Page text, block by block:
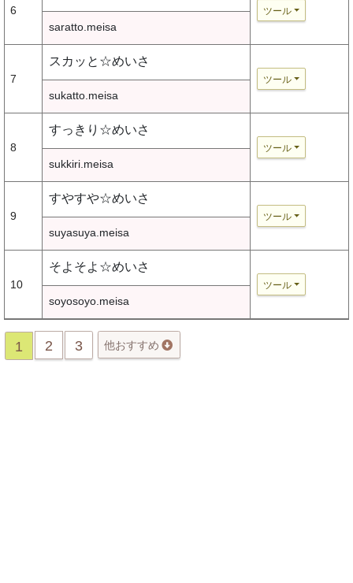
6 ツール
saratto.meisa
7
スカッと☆めいさ
ツール
sukatto.meisa
8
すっきり☆めいさ
ツール
sukkiri.meisa
9
すやすや☆めいさ
ツール
suyasuya.meisa
10
そよそよ☆めいさ
ツール
soyosoyo.meisa
1 2 3 他おすすめ